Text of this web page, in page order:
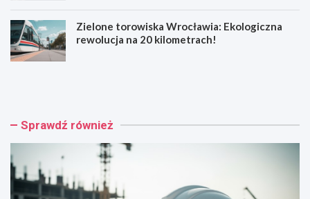
Zielone torowiska Wrocławia: Ekologiczna
rewolucja na 20 kilometrach!
R
a
a
b
a
W
e
a
R
e
Sprawdź również